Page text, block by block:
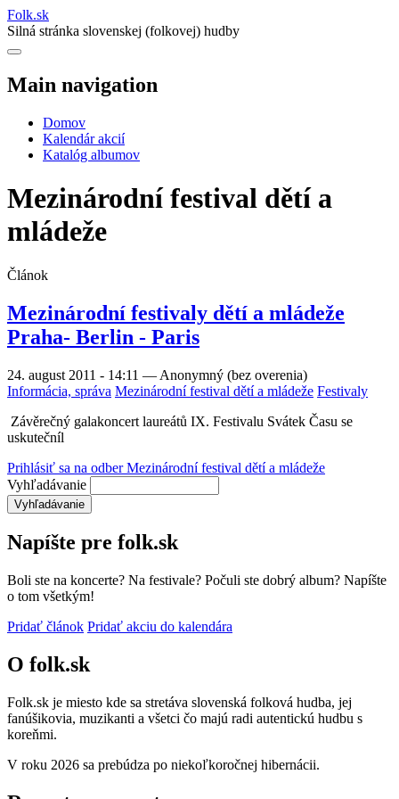
Folk.sk
Silná stránka slovenskej (folkovej) hudby
Main navigation
Domov
Kalendár akcií
Katalóg albumov
Mezinárodní festival dětí a
mládeže
Článok
Mezinárodní festivaly dětí a mládeže
Praha- Berlin - Paris
24. august 2011 - 14:11 — Anonymný (bez overenia)
Informácia, správa Mezinárodní festival dětí a mládeže Festivaly
Závěrečný galakoncert laureátů IX. Festivalu Svátek Času se
uskutečníl
Prihlásiť sa na odber Mezinárodní festival dětí a mládeže
Vyhľadávanie
Napíšte pre folk.sk
Boli ste na koncerte? Na festivale? Počuli ste dobrý album? Napíšte
o tom všetkým!
Pridať článok Pridať akciu do kalendára
O folk.sk
Folk.sk je miesto kde sa stretáva slovenská folková hudba, jej
fanúšikovia, muzikanti a všetci čo majú radi autentickú hudbu s
koreňmi.
V roku 2026 sa prebúdza po niekoľkoročnej hibernácii.